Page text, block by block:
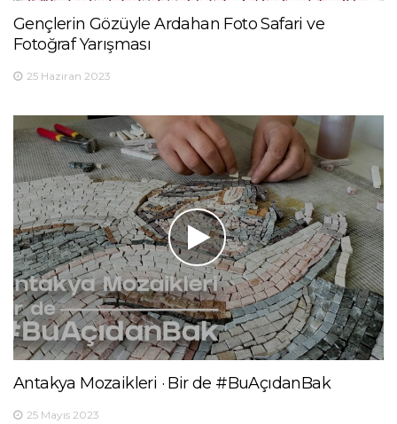
Gençlerin Gözüyle Ardahan Foto Safari ve
Fotoğraf Yarışması
25 Haziran 2023
Antakya Mozaikleri · Bir de #BuAçıdanBak
25 Mayıs 2023